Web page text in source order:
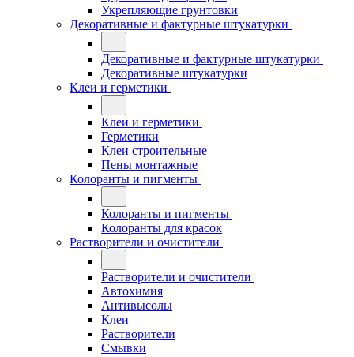
Укрепляющие грунтовки
Декоративные и фактурные штукатурки
Декоративные и фактурные штукатурки
Декоративные штукатурки
Клеи и герметики
Клеи и герметики
Герметики
Клеи строительные
Пены монтажные
Колоранты и пигменты
Колоранты и пигменты
Колоранты для красок
Растворители и очистители
Растворители и очистители
Автохимия
Антивысолы
Клеи
Растворители
Смывки